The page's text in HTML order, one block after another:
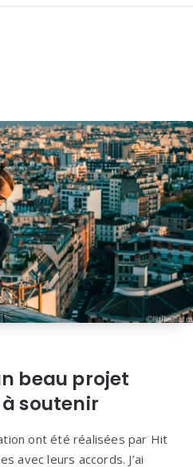
beau projet
soutenir
ont été réalisées par Hit
avec leurs accords. J’ai